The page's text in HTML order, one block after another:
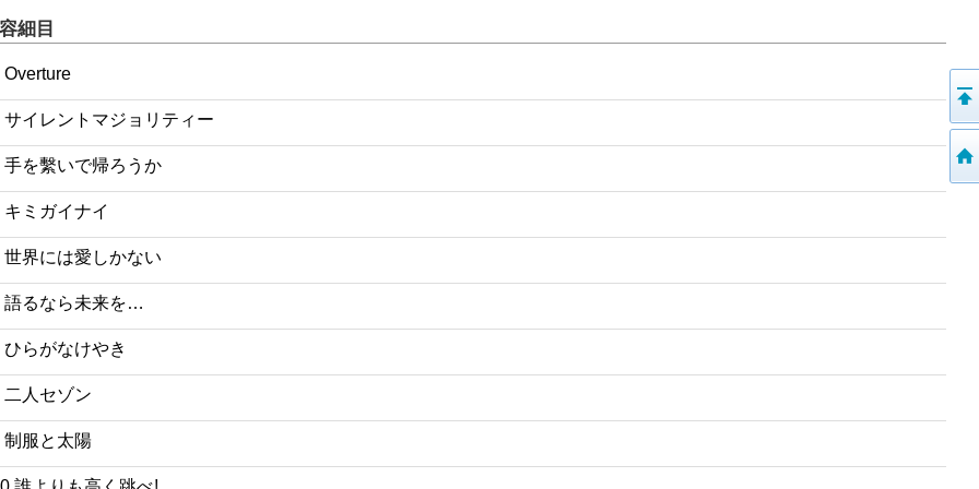
細目
Overture
サイレントマジョリティー
手を繫いで帰ろうか
キミガイナイ
世界には愛しかない
語るなら未来を…
ひらがなけやき
二人セゾン
制服と太陽